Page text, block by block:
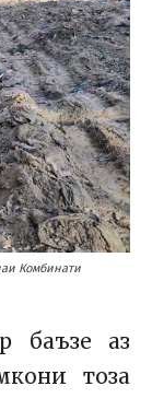
Комбинати
баъзе аз
тоза